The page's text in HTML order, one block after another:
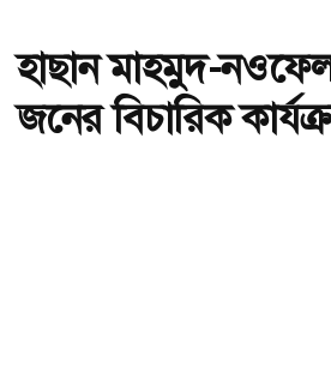
হাছান মাহমুদ-
জনের বিচারিক